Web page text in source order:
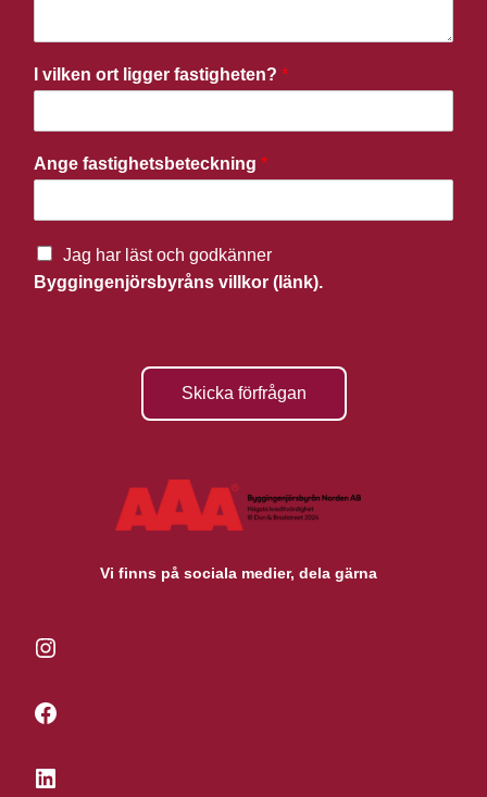
I vilken ort ligger fastigheten? *
Ange fastighetsbeteckning *
Jag har läst och godkänner
Byggingenjörsbyråns villkor (länk).
Skicka förfrågan
Vi finns på sociala medier, dela gärna
Instagram
Facebook
LinkedIn